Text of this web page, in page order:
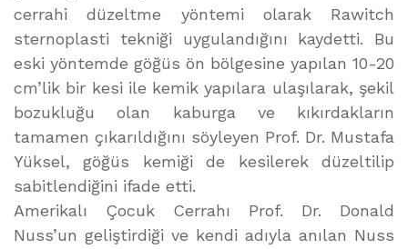
cerrahi düzeltme yöntemi olarak Rawitch
sternoplasti tekniği uygulandığını kaydetti. Bu
eski yöntemde göğüs ön bölgesine yapılan 10-20
cm’lik bir kesi ile kemik yapılara ulaşılarak, şekil
bozukluğu olan kaburga ve kıkırdakların
tamamen çıkarıldığını söyleyen Prof. Dr. Mustafa
Yüksel, göğüs kemiği de kesilerek düzeltilip
sabitlendiğini ifade etti.
Amerikalı Çocuk Cerrahı Prof. Dr. Donald
Nuss’un geliştirdiği ve kendi adıyla anılan Nuss